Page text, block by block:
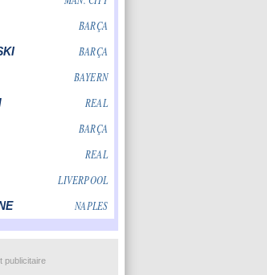
publicitaire